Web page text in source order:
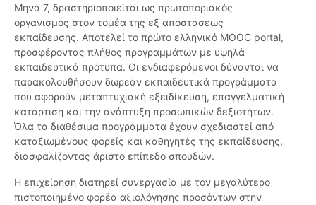
Μηνά 7, δραστηριοποιείται ως πρωτοποριακός
οργανισμός στον τομέα της εξ αποστάσεως
εκπαίδευσης. Αποτελεί το πρώτο ελληνικό MOOC portal,
προσφέροντας πλήθος προγραμμάτων με υψηλά
εκπαιδευτικά πρότυπα. Οι ενδιαφερόμενοι δύνανται να
παρακολουθήσουν δωρεάν εκπαιδευτικά προγράμματα
που αφορούν μεταπτυχιακή εξειδίκευση, επαγγελματική
κατάρτιση και την ανάπτυξη προσωπικών δεξιοτήτων.
Όλα τα διαθέσιμα προγράμματα έχουν σχεδιαστεί από
καταξιωμένους φορείς και καθηγητές της εκπαίδευσης,
διασφαλίζοντας άριστο επίπεδο σπουδών.
Η επιχείρηση διατηρεί συνεργασία με τον μεγαλύτερο
πιστοποιημένο φορέα αξιολόγησης προσόντων στην